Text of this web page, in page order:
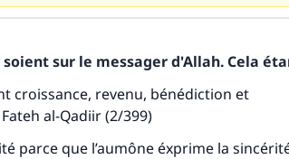
sur le messager d'Allah. Cela
croissance, revenu, bénédiction et
Fateh al-Qadiir(2/399)
parce que l’aumône éxprime la